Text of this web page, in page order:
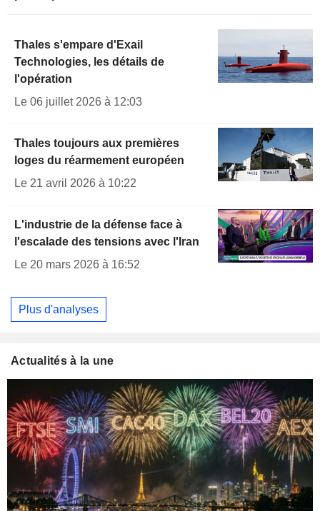
Thales s'empare d'Exail
Technologies, les détails de
l'opération
Le 06 juillet 2026 à 12:03
Thales toujours aux premières
loges du réarmement européen
Le 21 avril 2026 à 10:22
L'industrie de la défense face à
l'escalade des tensions avec l'Iran
Le 20 mars 2026 à 16:52
Plus d'analyses
Actualités à la une